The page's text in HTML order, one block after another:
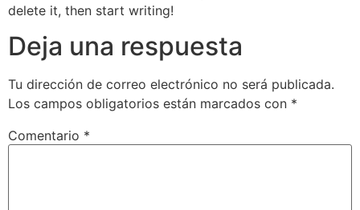
delete it, then start writing!
Deja una respuesta
Tu dirección de correo electrónico no será publicada.
Los campos obligatorios están marcados con *
Comentario *